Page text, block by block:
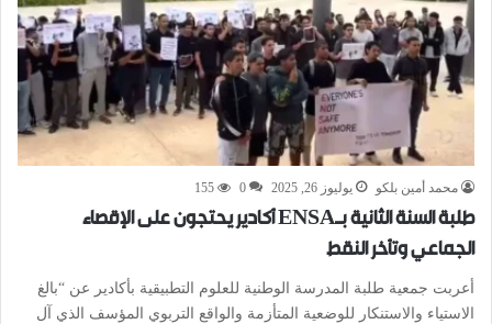
محمد أمين بلكو يوليوز 26, 2025 0
155
طلبة السنة الثانية بـENSA أكادير يحتجون على الإقصاء
الجماعي وتأخر النقط
أعربت جمعية طلبة المدرسة الوطنية للعلوم التطبيقية بأكادير عن “بالغ
الاستياء والاستنكار للوضعية المتأزمة والواقع التربوي المؤسف الذي آل